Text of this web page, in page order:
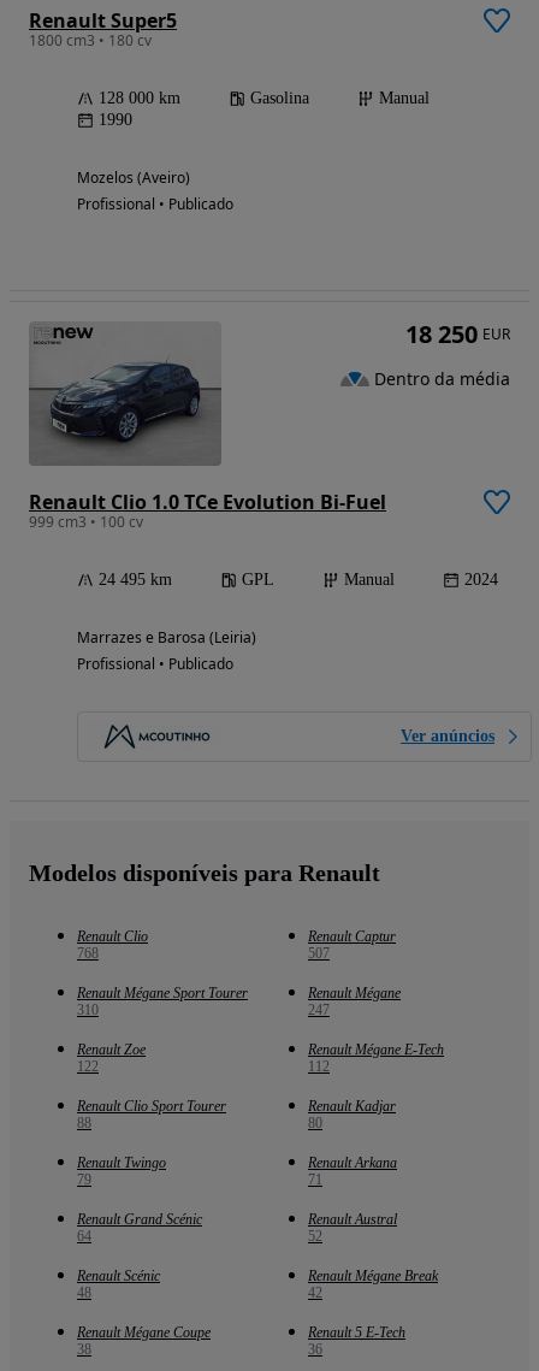
Renault Super5
1800 cm3 • 180 cv
128 000 km Gasolina
Manual
1990
Mozelos (Aveiro)
Profissional • Publicado
Renault Clio 1.0 TCe Evolution Bi-Fuel
999 cm3 • 100 cv
24 495 km GPL Manual 2024
Marrazes e Barosa (Leiria)
Profissional • Publicado
Ver anúncios
18 250 EUR
Dentro da média
Modelos disponíveis para Renault
Renault Clio
768
Renault Captur
507
Renault Mégane Sport Tourer
310
Renault Mégane
247
Renault Zoe
122
Renault Mégane E-Tech
112
Renault Clio Sport Tourer
88
Renault Kadjar
80
Renault Twingo
79
Renault Arkana
71
Renault Grand Scénic
64
Renault Austral
52
Renault Scénic
48
Renault Mégane Break
42
Renault Mégane Coupe
38
Renault 5 E-Tech
36